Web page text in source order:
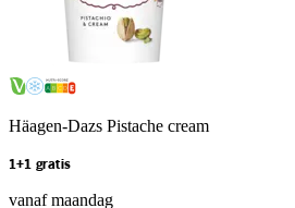
Häagen-Dazs Pistache cream
1+1 gratis
vanaf maandag